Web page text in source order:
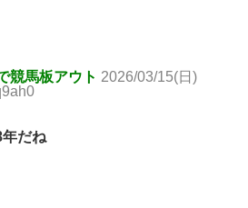
競馬板アウト 2026/03/15(日)
だね